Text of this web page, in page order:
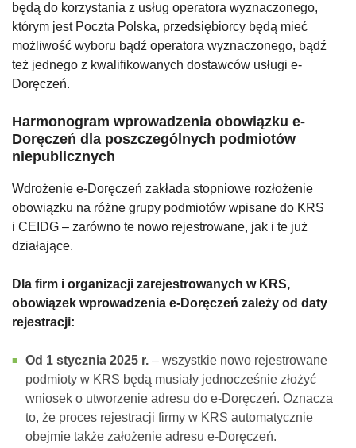
będą do korzystania z usług operatora wyznaczonego,
którym jest Poczta Polska, przedsiębiorcy będą mieć
możliwość wyboru bądź operatora wyznaczonego, bądź
też jednego z kwalifikowanych dostawców usługi e-
Doręczeń.
Harmonogram wprowadzenia obowiązku e-
Doręczeń dla poszczególnych podmiotów
niepublicznych
Wdrożenie e-Doręczeń zakłada stopniowe rozłożenie
obowiązku na różne grupy podmiotów wpisane do KRS
i CEIDG – zarówno te nowo rejestrowane, jak i te już
działające.
Dla firm i organizacji zarejestrowanych w KRS,
obowiązek wprowadzenia e-Doręczeń zależy od daty
rejestracji:
Od 1 stycznia 2025 r. – wszystkie nowo rejestrowane
podmioty w KRS będą musiały jednocześnie złożyć
wniosek o utworzenie adresu do e-Doręczeń. Oznacza
to, że proces rejestracji firmy w KRS automatycznie
obejmie także założenie adresu e-Doręczeń.